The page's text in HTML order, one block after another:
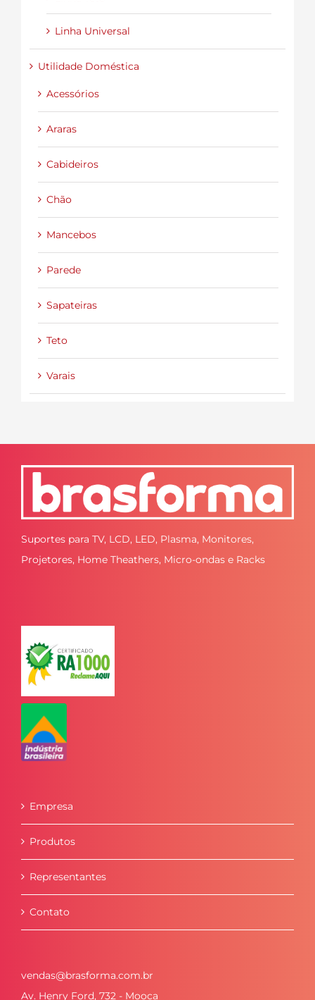
Linha Universal
Utilidade Doméstica
Acessórios
Araras
Cabideiros
Chão
Mancebos
Parede
Sapateiras
Teto
Varais
Suportes para TV, LCD, LED, Plasma, Monitores,
Projetores, Home Theathers, Micro-ondas e Racks
Empresa
Produtos
Representantes
Contato
vendas@brasforma.com.br
Av. Henry Ford, 732 - Mooca